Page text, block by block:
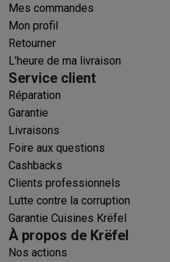
Mes commandes
Mon profil
Retourner
L'heure de ma livraison
Service client
Réparation
Garantie
Livraisons
Foire aux questions
Cashbacks
Clients professionnels
Lutte contre la corruption
Garantie Cuisines Krëfel
À propos de Krëfel
Nos actions